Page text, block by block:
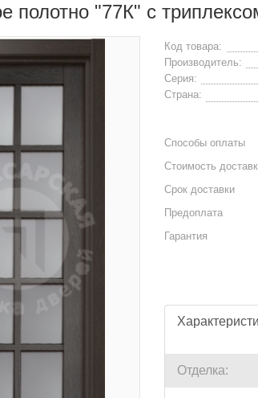
полотно "77К" с
Код товара:
Производитель:
Серия:
Страна:
Способы оплаты
Стоимость
Срок доставки
Предоплата
Гарантия
Отделка: